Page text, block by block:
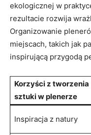
ekologicznej w
rezultacie rozwija
Organizowanie
miejscach,‍ takich jak
inspirującą przygodą
Korzyści z tworzenia
sztuki‍ w plenerze
Inspiracja z⁢ natury